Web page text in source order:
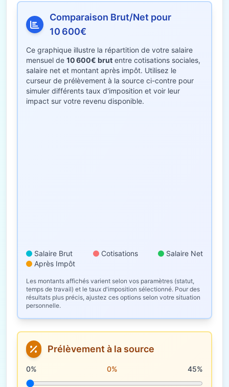
Comparaison Brut/Net pour
10 600€
Ce graphique illustre la répartition de votre salaire
mensuel de 10 600€ brut entre cotisations sociales,
salaire net et montant après impôt. Utilisez le
curseur de prélèvement à la source ci-contre pour
simuler différents taux d'imposition et voir leur
impact sur votre revenu disponible.
Salaire Brut Cotisations
Salaire Net
Après Impôt
Les montants affichés varient selon vos paramètres (statut,
temps de travail) et le taux d'imposition sélectionné. Pour des
résultats plus précis, ajustez ces options selon votre situation
personnelle.
Prélèvement à la source
Taux de prélèvement à la source
0% 0% 45%